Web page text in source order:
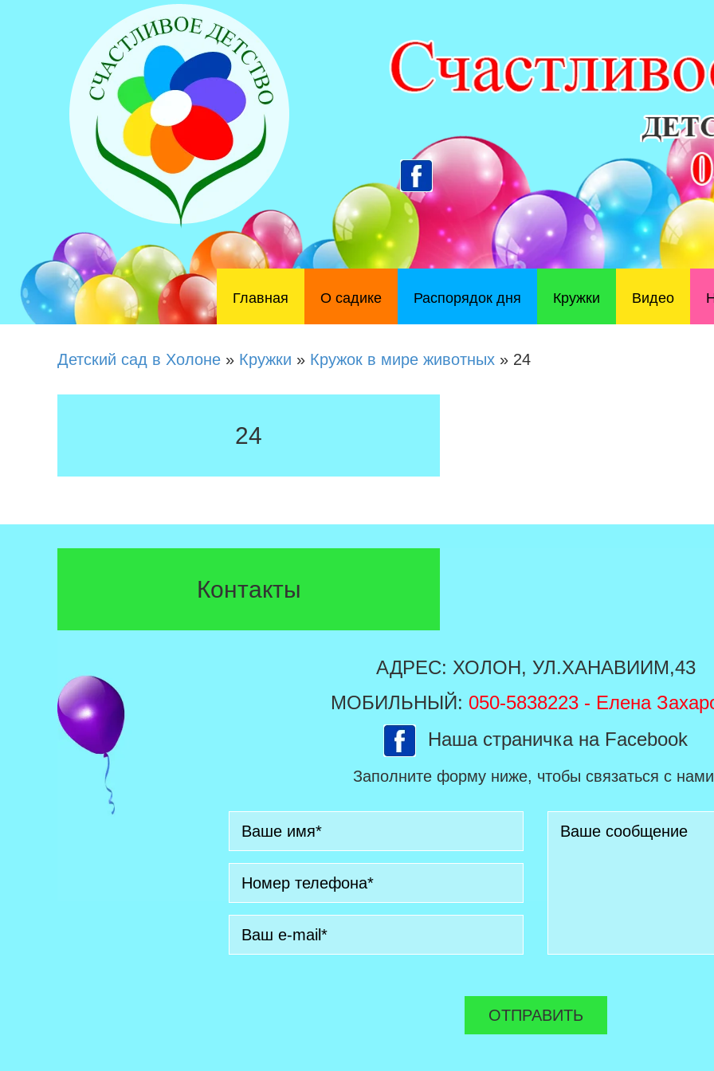
Главная О садике Распорядок дня Кружки Видео
Детский сад в Холоне » Кружки » Кружок в мире животных » 24
24
Контакты
АДРЕС: ХОЛОН, УЛ.ХАНАВИИМ,43
МОБИЛЬНЫЙ: 050-5838223 - Елена
Наша страничка на Facebook
Заполните форму ниже, чтобы связаться с